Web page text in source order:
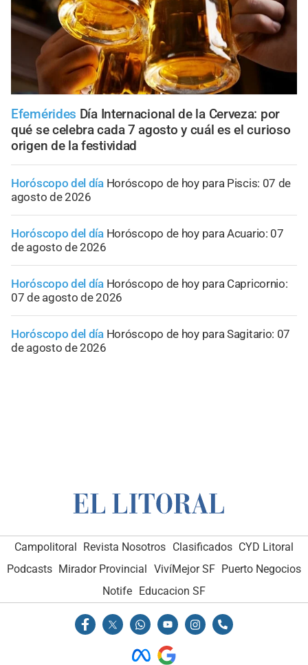
Efemérides Día Internacional de la Cerveza: por
qué se celebra cada 7 agosto y cuál es el curioso
origen de la festividad
Horóscopo del día Horóscopo de hoy para Piscis: 07 de
agosto de 2026
Horóscopo del día Horóscopo de hoy para Acuario: 07
de agosto de 2026
Horóscopo del día Horóscopo de hoy para Capricornio:
07 de agosto de 2026
Horóscopo del día Horóscopo de hoy para Sagitario: 07
de agosto de 2026
Campolitoral Revista Nosotros Clasificados CYD Litoral
Podcasts Mirador Provincial VivíMejor SF Puerto Negocios
Notife Educacion SF